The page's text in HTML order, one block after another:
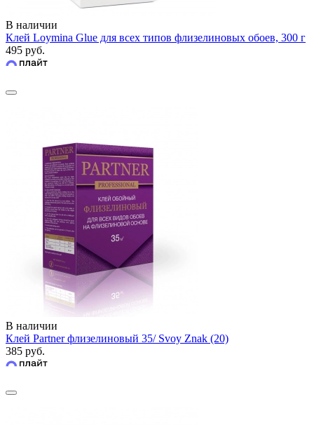
В наличии
Клей Loymina Glue для всех типов флизелиновых обоев, 300 г
495 руб.
В наличии
Клей Partner флизелиновый 35/ Svoy Znak (20)
385 руб.